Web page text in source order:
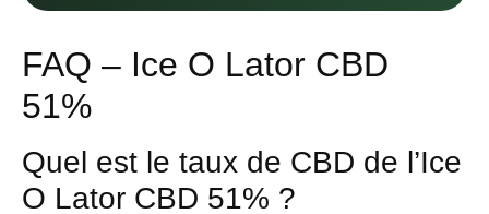
FAQ – Ice O Lator CBD
51%
Quel est le taux de CBD de l’Ice
O Lator CBD 51% ?